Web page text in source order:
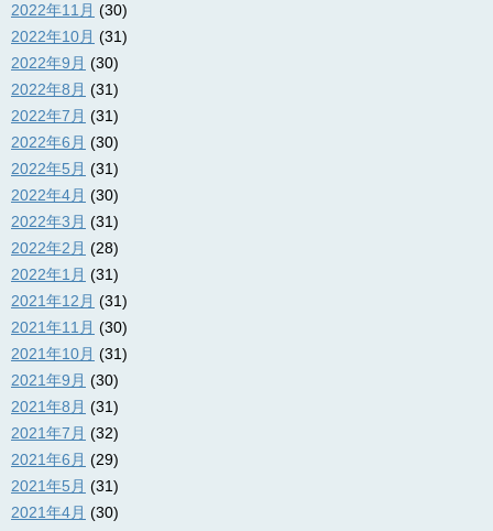
2022年11月 (30)
2022年10月 (31)
2022年9月 (30)
2022年8月 (31)
2022年7月 (31)
2022年6月 (30)
2022年5月 (31)
2022年4月 (30)
2022年3月 (31)
2022年2月 (28)
2022年1月 (31)
2021年12月 (31)
2021年11月 (30)
2021年10月 (31)
2021年9月 (30)
2021年8月 (31)
2021年7月 (32)
2021年6月 (29)
2021年5月 (31)
2021年4月 (30)